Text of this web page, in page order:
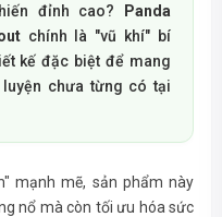
đỉnh cao? Panda
chính là "vũ khí" bí
kế đặc biệt để mang
chưa từng có tại
mạnh mẽ, sản phẩm này
nổ mà còn tối ưu hóa sức